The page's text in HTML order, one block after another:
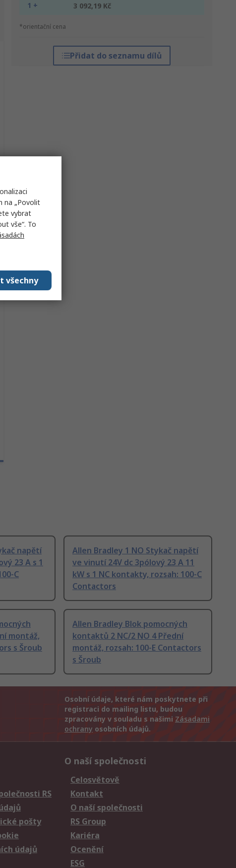
1 + 3 092,19 Kč
*orientační cena
Přidat do seznamu dílů
napětí
23 A s 1
C
Allen Bradley 1 NO Stykač napětí
ve vinutí 24V dc 3pólový 23 A 11
kW s 1 NC kontakty, rozsah: 100-C
Contactors
montáž,
s Šroub
Allen Bradley Blok pomocných
kontaktů 2 NC/2 NO 4 Přední
montáž, rozsah: 100-E Contactors
s Šroub
Osobní údaje, které nám poskytnete při
registraci do mailing listu, budou
zpracovány v souladu s našimi Zásadami
ochrany osobních údajů.
RS
pošty
údajů
O naší společnosti
Celosvětově
Kontakt
O naší společnosti
RS Group
Kariéra
Ocenění
ESG
na „Povolit
vybrat
vše“. To
všechny